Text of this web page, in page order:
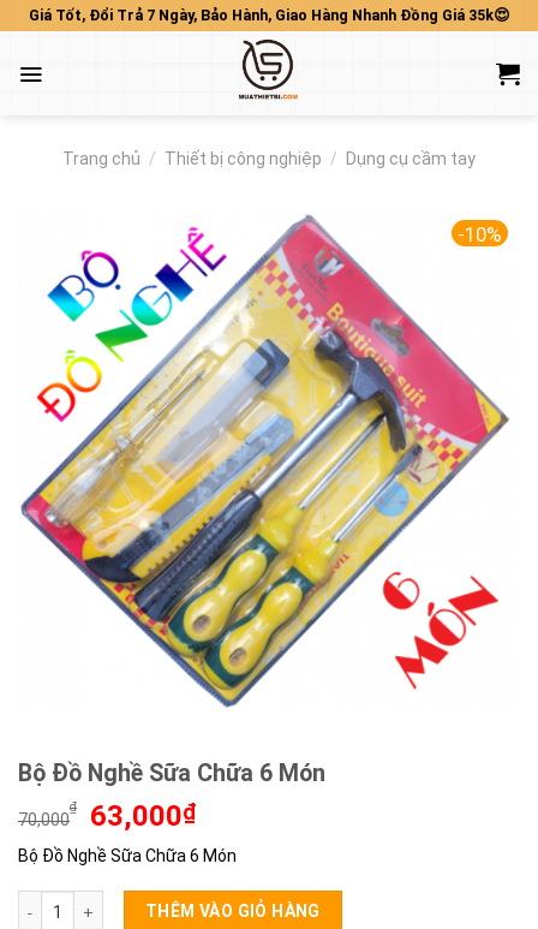
Skip
content
Giá Tốt, Đổi Trả 7 Ngày, Bảo Hành, Giao Hàng Nhanh Đồng Giá 35k😍
Trang chủ / Thiết bị công nghiệp / Dụng cụ cầm tay
-10%
Bộ Đồ Nghề Sữa Chữa 6 Món
70,000
₫
Giá
gốc
là:
70,000₫.
63,000₫Giá
tại
là:
63,000₫.
Bộ Đồ Nghề Sữa Chữa 6 Món
Bộ Đồ Nghề Sữa Chữa 6 Món số lượng
THÊM VÀO GIỎ HÀNG